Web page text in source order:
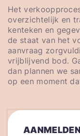
Het
overzichtelijk en
kenteken en
de staat van het
aanvraag
vrijblijvend bod.
dan plannen we
op een moment